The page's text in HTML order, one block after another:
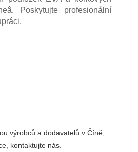
Poskytujte profesionální
výrobců a dodavatelů v Číně,
kontaktujte nás.